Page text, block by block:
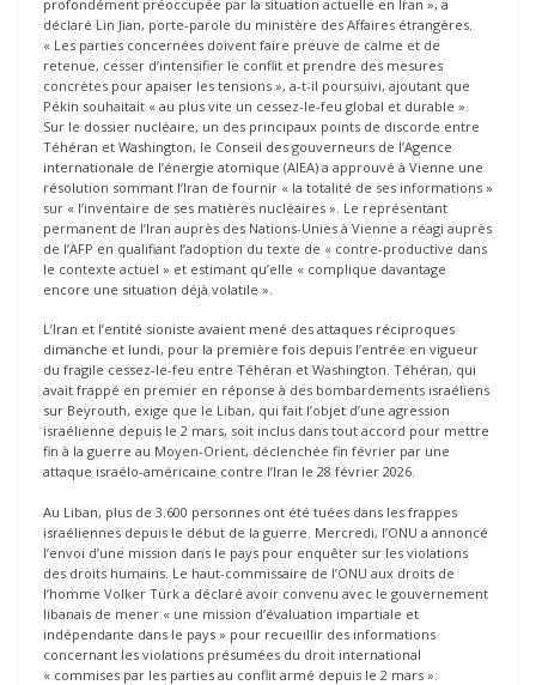
profondément préoccupée par la situation actuelle en Iran », a
déclaré Lin Jian, porte-parole du ministère des Affaires étrangères.
« Les parties concernées doivent faire preuve de calme et de
retenue, cesser d’intensifier le conflit et prendre des mesures
concrètes pour apaiser les tensions », a-t-il poursuivi, ajoutant que
Pékin souhaitait « au plus vite un cessez-le-feu global et durable ».
Sur le dossier nucléaire, un des principaux points de discorde entre
Téhéran et Washington, le Conseil des gouverneurs de l’Agence
internationale de l’énergie atomique (AIEA) a approuvé à Vienne une
résolution sommant l’Iran de fournir « la totalité de ses informations »
sur « l’inventaire de ses matières nucléaires ». Le représentant
permanent de l’Iran auprès des Nations-Unies à Vienne a réagi auprès
de l’AFP en qualifiant l’adoption du texte de « contre-productive dans
le contexte actuel » et estimant qu’elle « complique davantage
encore une situation déjà volatile ».
L’Iran et l’entité sioniste avaient mené des attaques réciproques
dimanche et lundi, pour la première fois depuis l’entrée en vigueur
du fragile cessez-le-feu entre Téhéran et Washington. Téhéran, qui
avait frappé en premier en réponse à des bombardements israéliens
sur Beyrouth, exige que le Liban, qui fait l’objet d’une agression
israélienne depuis le 2 mars, soit inclus dans tout accord pour mettre
fin à la guerre au Moyen-Orient, déclenchée fin février par une
attaque israélo-américaine contre l’Iran le 28 février 2026.
Au Liban, plus de 3.600 personnes ont été tuées dans les frappes
israéliennes depuis le début de la guerre. Mercredi, l’ONU a annoncé
l’envoi d’une mission dans le pays pour enquêter sur les violations
des droits humains. Le haut-commissaire de l’ONU aux droits de
l’homme Volker Türk a déclaré avoir convenu avec le gouvernement
libanais de mener « une mission d’évaluation impartiale et
indépendante dans le pays » pour recueillir des informations
concernant les violations présumées du droit international
« commises par les parties au conflit armé depuis le 2 mars ».